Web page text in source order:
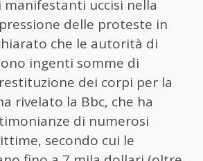
manifestanti uccisi nella
delle proteste in
che le autorità di
ingenti somme di
dei corpi per la
rivelato la Bbc, che ha
di numerosi
secondo cui le